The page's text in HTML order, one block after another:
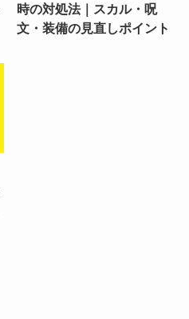
時の対処法｜スカル・呪
文・装備の見直しポイント